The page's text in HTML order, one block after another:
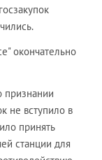
окончательно
признании
не вступило в
принять
станции для